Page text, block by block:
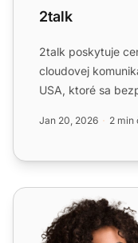
2talk
2talk poskytuje
cloudovej
USA, ktoré sa
Jan 20, 2026 2 min
Universal Telecom